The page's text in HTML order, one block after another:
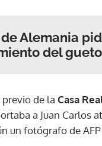
Alemania
del
de la Casa
a Juan Carlos
un fotógrafo de